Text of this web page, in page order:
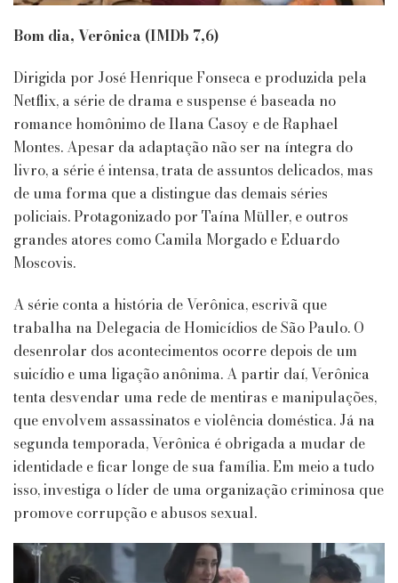
Bom dia, Verônica (IMDb 7,6)
Dirigida por José Henrique Fonseca e produzida pela
Netflix, a série de drama e suspense é baseada no
romance homônimo de Ilana Casoy e de Raphael
Montes. Apesar da adaptação não ser na íntegra do
livro, a série é intensa, trata de assuntos delicados, mas
de uma forma que a distingue das demais séries
policiais. Protagonizado por Taína Müller, e outros
grandes atores como Camila Morgado e Eduardo
Moscovis.
A série conta a história de Verônica, escrivã que
trabalha na Delegacia de Homicídios de São Paulo. O
desenrolar dos acontecimentos ocorre depois de um
suicídio e uma ligação anônima. A partir daí, Verônica
tenta desvendar uma rede de mentiras e manipulações,
que envolvem assassinatos e violência doméstica. Já na
segunda temporada, Verônica é obrigada a mudar de
identidade e ficar longe de sua família. Em meio a tudo
isso, investiga o líder de uma organização criminosa que
promove corrupção e abusos sexual.